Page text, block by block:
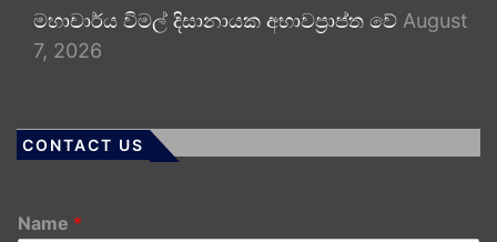
මහාචාර්ය විමල් දිසානායක අභාවප්‍රාප්ත වේ August
7, 2026
CONTACT US
Name *